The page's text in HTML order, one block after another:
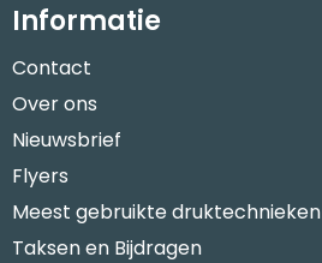
Informatie
Contact
Over ons
Nieuwsbrief
Flyers
Meest gebruikte druktechnieken
Taksen en Bijdragen